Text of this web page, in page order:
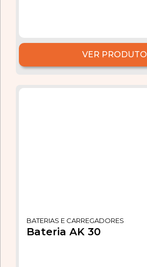
VER PRODUTO
BATERIAS E CARREGADORES
Bateria AK 30